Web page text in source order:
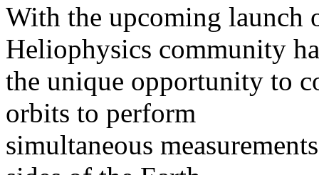
With the upcoming launch
Heliophysics community
the unique opportunity to
orbits to perform
simultaneous